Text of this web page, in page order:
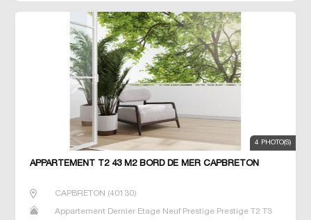
4 PHOTO(S)
APPARTEMENT T2 43 M2 BORD DE MER CAPBRETON
CAPBRETON (40130)
Appartement Dernier Etage Neuf Prestige Prestige T2 T3